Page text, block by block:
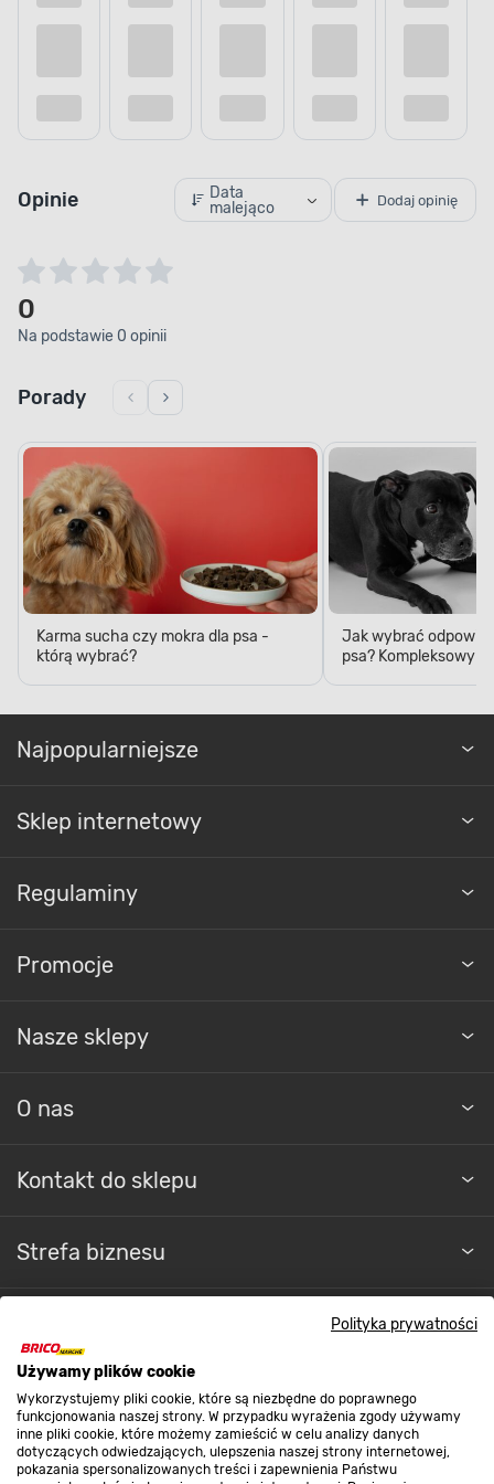
Polityka prywatności
Używamy plików cookie
Wykorzystujemy pliki cookie, które są niezbędne do poprawnego
funkcjonowania naszej strony. W przypadku wyrażenia zgody używamy
inne pliki cookie, które możemy zamieścić w celu analizy danych
dotyczących odwiedzających, ulepszenia naszej strony internetowej,
pokazania spersonalizowanych treści i zapewnienia Państwu
Opinie
Data
malejąco
Dodaj opinię
0
Na podstawie 0 opinii
Porady
Karma sucha czy mokra dla psa -
którą wybrać?
Jak wybrać
psa? Kompleksowy
Najpopularniejsze
Sklep internetowy
Regulaminy
Promocje
Nasze sklepy
O nas
Kontakt do sklepu
Strefa biznesu
Dołącz do nas
Metody płatności